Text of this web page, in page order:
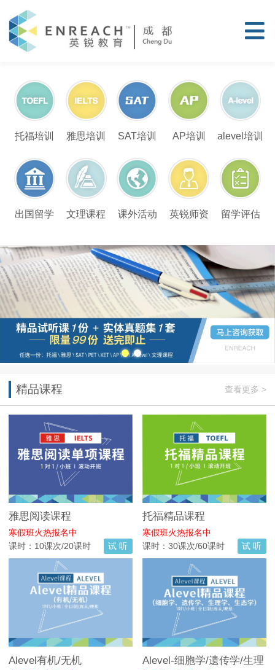
托福培训 雅思培训 SAT培训 AP培训 alevel培训
出国留学 文理课程 课外活动 英锐师资 留学评估
精品课程 查看更多 >
雅思阅读课程
寒假班火热报名中
课时：10课次/20课时
试 听
托福精品课程
寒假班火热报名中
课时：30课次/60课时
试 听
Alevel有机/无机
Alevel-细胞学/遗传学/生理